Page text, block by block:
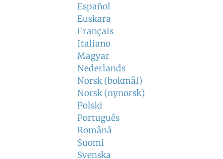
Español
Euskara
Français
Italiano
Magyar
Nederlands
Norsk (bokmål)
Norsk (nynorsk)
Polski
Português
Română
Suomi
Svenska